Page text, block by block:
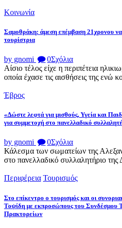
Κοινωνία
Σαμοθράκη: άμεση επέμβαση 21χρονου
τουρίστρια
by gnomi 0Σχόλια
Αίσιο τέλος είχε η περιπέτεια
οποία έχασε τις αισθήσεις της ενώ
Έβρος
«Δώστε λεφτά για μισθούς, Υγεία και
για συμμετοχή στο πανελλαδικό
by gnomi 0Σχόλια
Κάλεσμα των σωματείων της
στο πανελλαδικό συλλαλητήριο
Περιφέρεια Τουρισμός
Στο επίκεντρο ο τουρισμός και οι
Τοψίδη με εκπροσώπους του Συνδέσμου
Πρακτορείων